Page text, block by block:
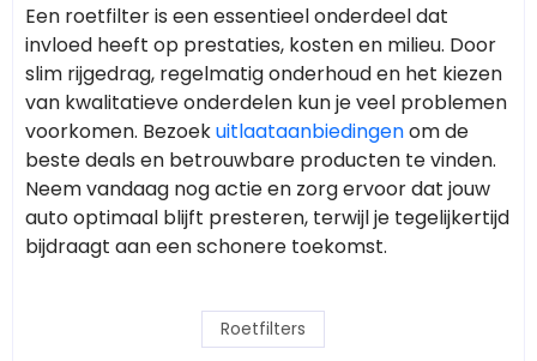
Een roetfilter is een essentieel onderdeel dat
invloed heeft op prestaties, kosten en milieu. Door
slim rijgedrag, regelmatig onderhoud en het kiezen
van kwalitatieve onderdelen kun je veel problemen
voorkomen. Bezoekuitlaataanbiedingenom de
beste deals en betrouwbare producten te vinden.
Neem vandaag nog actie en zorg ervoor dat jouw
auto optimaal blijft presteren, terwijl je tegelijkertijd
bijdraagt aan een schonere toekomst.
Roetfilters